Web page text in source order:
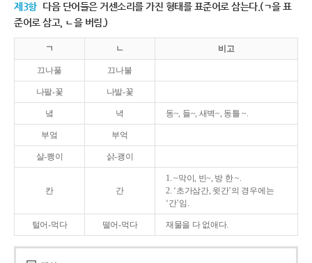
제3항 다음 단어들은 거센소리를 가진 형태를 표준어로 삼는다.(ㄱ을 표
준어로 삼고, ㄴ을 버림.)
ㄱ ㄴ 비고
끄나풀 끄나불
나팔-꽃 나발-꽃
녘 녁 동~, 들~, 새벽~, 동틀 ~.
부엌 부억
살-쾡이 삵-괭이
칸 간
1. ~막이, 빈~, 방 한 ~.
2. ‘초가삼간, 윗간’의 경우에는
‘간’임.
털어-먹다 떨어-먹다 재물을 다 없애다.